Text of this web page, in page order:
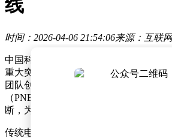
线
时间：2026-04-06 21:54:06来源：互联网
中国科学院物理研究所的科研团队在钠
重大突破，相关成果发表于国际权威期
团队创新研发的具有自保护功能的可聚
（PNE），首次在安时级钠离子电池
断，为电池安全技术开辟了全新路径。
传统电池安全设计往往依赖阻燃电解液